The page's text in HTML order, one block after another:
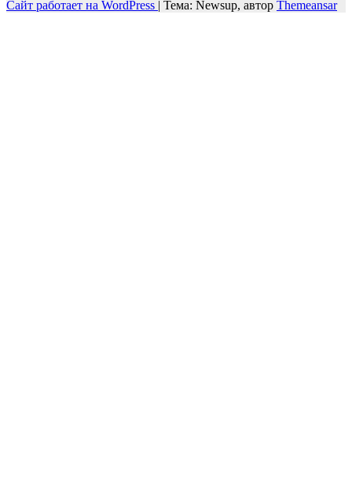
Сайт работает на WordPress | Тема: Newsup, автор Themeansar